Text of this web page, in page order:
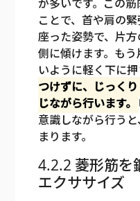
が多いです。この
ことで、首や肩の緊
座った姿勢で、片
側に傾けます。も
いように軽く下に押
つけずに、じっく
じながら行います。
意識しながら行う
まります。
4.2.2 菱形筋を
エクササイズ